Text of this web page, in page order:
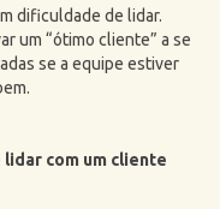
dificuldade de lidar.
um “ótimo cliente” a se
se a equipe estiver
com um cliente